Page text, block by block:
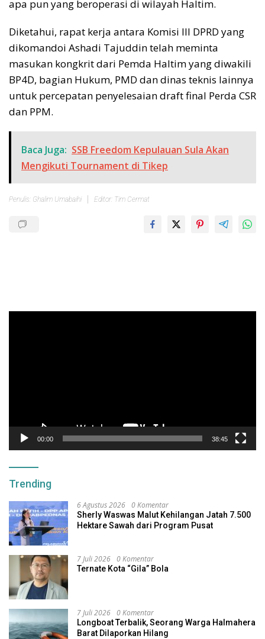
apa pun yang beroperasi di wilayah Haltim.
Diketahui, rapat kerja antara Komisi III DPRD yang
dikomandoi Ashadi Tajuddin telah meminta
masukan kongkrit dari Pemda Haltim yang diwakili
BP4D, bagian Hukum, PMD dan dinas teknis lainnya
untuk percepatan penyelesaian draft final Perda CSR
dan PPM.
Baca Juga: SSB Freedom Kepulauan Sula Akan
Mengikuti Tournament di Tikep
Penulis: Ghalim Umabaihi Editor: Tim Cermat
00:00 38:45
Trending
6 Agustus 2026 0 Komentar
Sherly Waswas Malut Kehilangan Jatah 7.500
Hektare Sawah dari Program Pusat
7 Juli 2026 0 Komentar
Ternate Kota “Gila” Bola
7 Juli 2026 0 Komentar
Longboat Terbalik, Seorang Warga Halmahera
Barat Dilaporkan Hilang